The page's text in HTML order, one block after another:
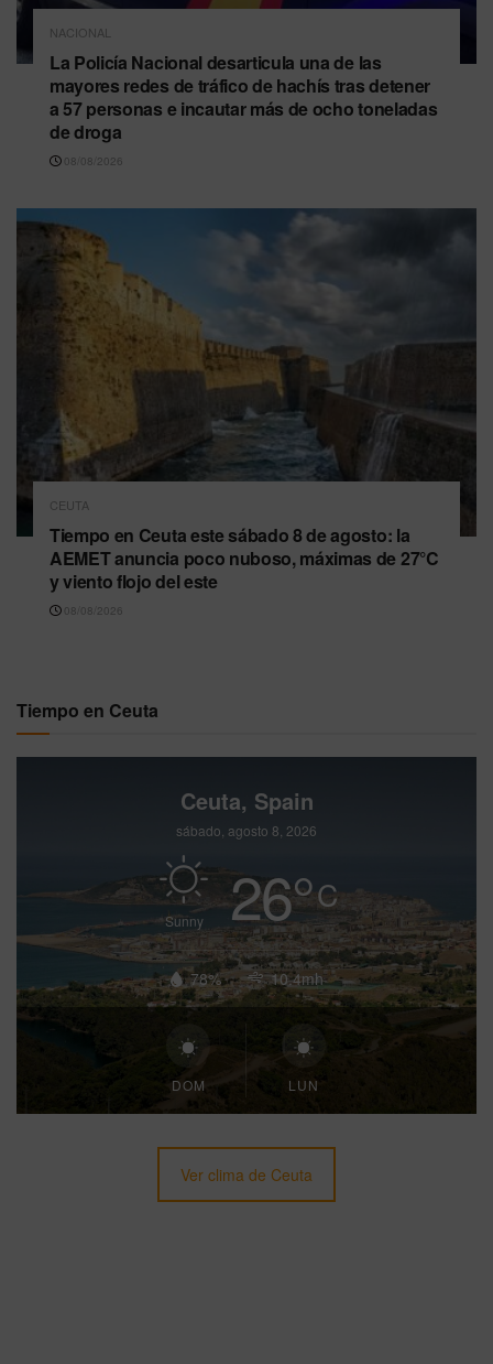
NACIONAL
La Policía Nacional desarticula una de las
mayores redes de tráfico de hachís tras detener
a 57 personas e incautar más de ocho toneladas
de droga
08/08/2026
CEUTA
Tiempo en Ceuta este sábado 8 de agosto: la
AEMET anuncia poco nuboso, máximas de 27°C
y viento flojo del este
08/08/2026
Tiempo en Ceuta
Ceuta, Spain
sábado, agosto 8, 2026
Sunny 26°C
78% 10.4mh
DOM LUN
Ver clima de Ceuta